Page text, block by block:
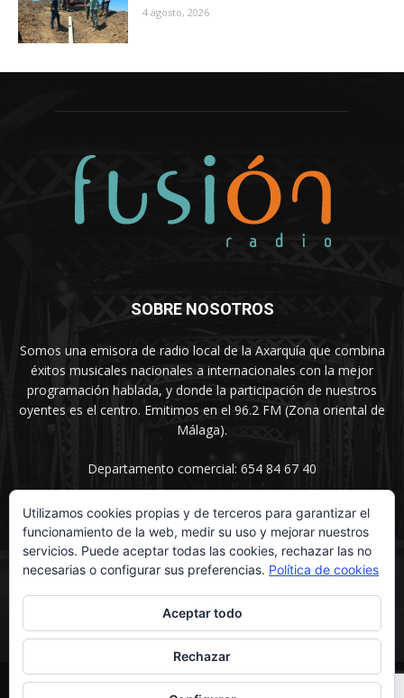
4 agosto, 2026
SOBRE NOSOTROS
Somos una emisora de radio local de la Axarquía que combina
éxitos musicales nacionales a internacionales con la mejor
programación hablada, y donde la participación de nuestros
oyentes es el centro. Emitimos en el 96.2 FM (Zona oriental de
Málaga).
Departamento comercial: 654 84 67 40
SÍGUENOS
© UNIMEDIOS - Agencia de Marketing en Vélez-Málaga 2026
Utilizamos cookies propias y de terceros para garantizar el
funcionamiento de la web, medir su uso y mejorar nuestros
servicios. Puede aceptar todas las cookies, rechazar las no
necesarias o configurar sus preferencias. Política de cookies
Aceptar todo
Rechazar